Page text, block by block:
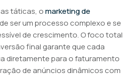
táticas, omarketing de
ser um processo complexo e se
de crescimento. O foco total
final garante que cada
diretamente para o faturamento
de anúncios dinâmicos com